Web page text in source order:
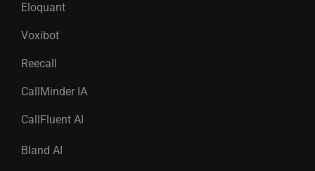
Eloquant
Voxibot
Reecall
CallMinder IA
CallFluent AI
Bland AI